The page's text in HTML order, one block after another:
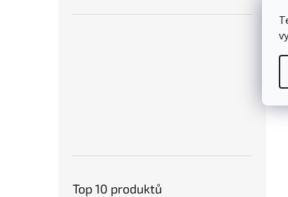
Top 10 produktů